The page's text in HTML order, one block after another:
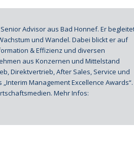
Advisor aus Bad Honnef. Er
und Wandel. Dabei blickt er auf
& Effizienz und diversen
aus Konzernen und Mittelstand
Direktvertrieb, After Sales, Service und
Management Excellence Awards“.
Mehr Infos: